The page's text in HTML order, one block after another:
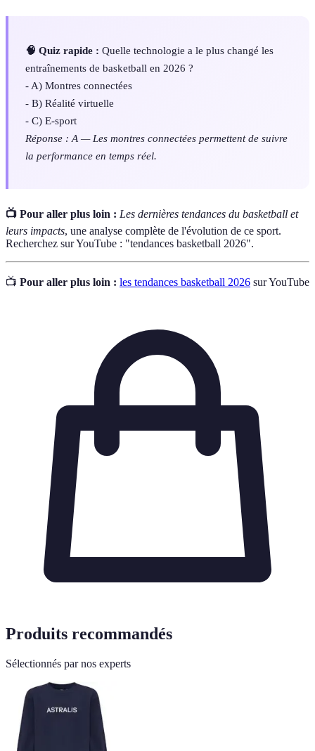
🧠 Quiz rapide : Quelle technologie a le plus changé les
entraînements de basketball en 2026 ?
- A) Montres connectées
- B) Réalité virtuelle
- C) E-sport
Réponse : A — Les montres connectées permettent de suivre
la performance en temps réel.
📺 Pour aller plus loin : Les dernières tendances du basketball et
leurs impacts, une analyse complète de l'évolution de ce sport.
Recherchez sur YouTube : "tendances basketball 2026".
📺 Pour aller plus loin : les tendances basketball 2026 sur YouTube
Produits recommandés
Sélectionnés par nos experts